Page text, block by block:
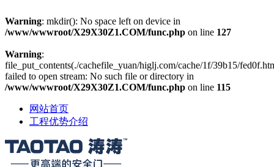
Warning: mkdir(): No space left on device in
/www/wwwroot/X29X30Z1.COM/func.php on line 127
Warning:
file_put_contents(./cachefile_yuan/higlj.com/cache/1f/39b15/
failed to open stream: No such file or directory in
/www/wwwroot/X29X30Z1.COM/func.php on line 115
网站首页
工程优势介绍